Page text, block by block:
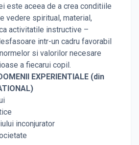
este aceea de a crea conditiile
vedere spiritual, material,
activitatile instructive –
intr-un cadru favorabil
si valorilor necesare
a fiecarui copil.
EXPERIENTIALE (din
inconjurator